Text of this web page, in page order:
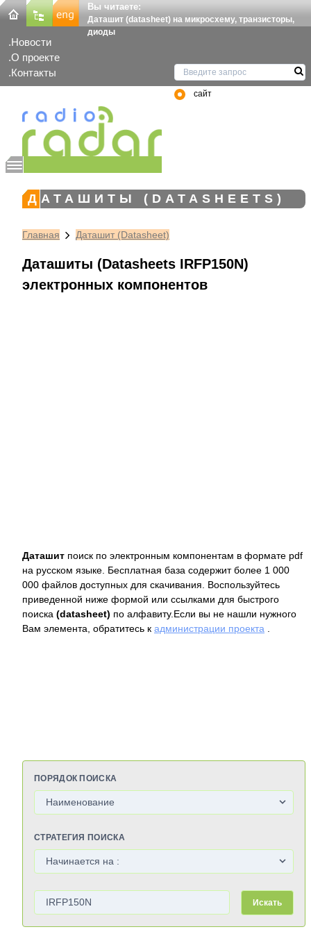
Вы читаете:
Даташит (datasheet) на микросхему, транзисторы,
диоды
Новости
О проекте
Контакты
сайт
ДАТАШИТЫ (DATASHEETS)
Главная Даташит (Datasheet)
Даташиты (Datasheets IRFP150N)
электронных компонентов
Даташит поиск по электронным компонентам в формате pdf
на русском языке. Бесплатная база содержит более 1 000
000 файлов доступных для скачивания. Воспользуйтесь
приведенной ниже формой или ссылками для быстрого
поиска (datasheet) по алфавиту.Если вы не нашли нужного
Вам элемента, обратитесь к администрации проекта
ПОРЯДОК ПОИСКА
СТРАТЕГИЯ ПОИСКА
Искать